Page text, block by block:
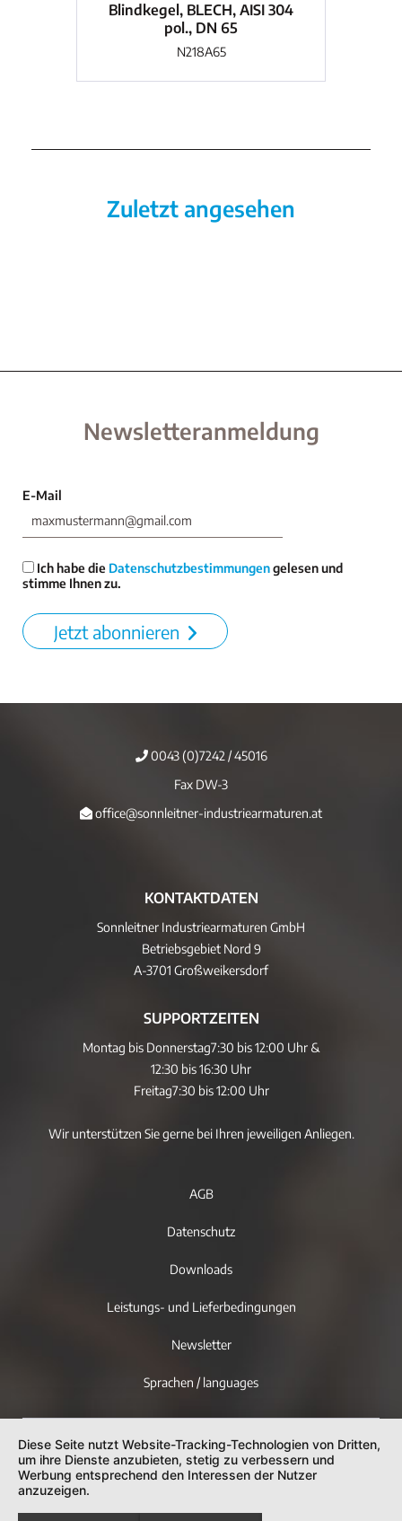
Blindkegel, BLECH, AISI 304
pol., DN 65
N218A65
Zuletzt angesehen
Newsletteranmeldung
E-Mail
Ich habe die Datenschutzbestimmungengelesen und
stimme Ihnen zu.
Jetzt abonnieren
0043 (0)7242 / 45016
Fax DW-3
office@sonnleitner-industriearmaturen.at
KONTAKTDATEN
Sonnleitner Industriearmaturen GmbH
Betriebsgebiet Nord 9
A-3701 Großweikersdorf
SUPPORTZEITEN
Montag bis Donnerstag7:30 bis 12:00 Uhr &
12:30 bis 16:30 Uhr
Freitag7:30 bis 12:00 Uhr
Wir unterstützen Sie gerne bei Ihren jeweiligen Anliegen.
AGB
Datenschutz
Downloads
Leistungs- und Lieferbedingungen
Newsletter
Sprachen / languages
Diese Seite nutzt Website-Tracking-Technologien von Dritten,
um ihre Dienste anzubieten, stetig zu verbessern und
Werbung entsprechend den Interessen der Nutzer
anzuzeigen.